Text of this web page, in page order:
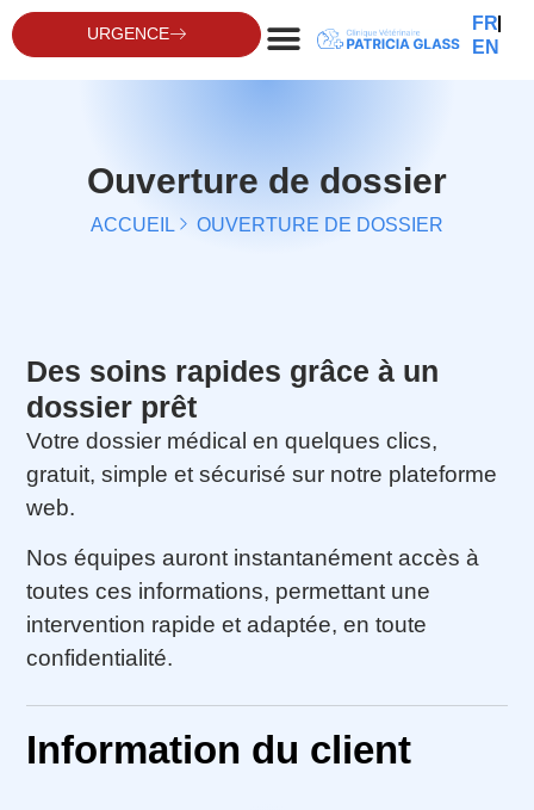
FR
EN
URGENCE
Ouverture de dossier
ACCUEIL OUVERTURE DE DOSSIER
Des soins rapides grâce à un
dossier prêt
Votre dossier médical en quelques clics,
gratuit, simple et sécurisé sur notre plateforme
web.
Nos équipes auront instantanément accès à
toutes ces informations, permettant une
intervention rapide et adaptée, en toute
confidentialité.
Information du client